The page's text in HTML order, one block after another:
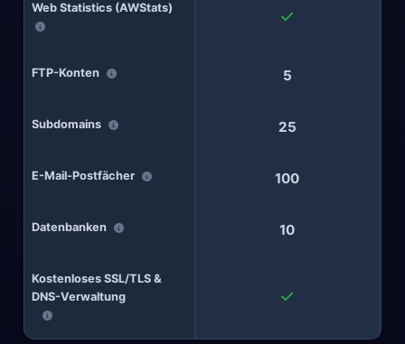
Web Statistics (AWStats)
FTP-Konten 5
Subdomains 25
E-Mail-Postfächer 100
Datenbanken 10
Kostenloses SSL/TLS &
DNS-Verwaltung